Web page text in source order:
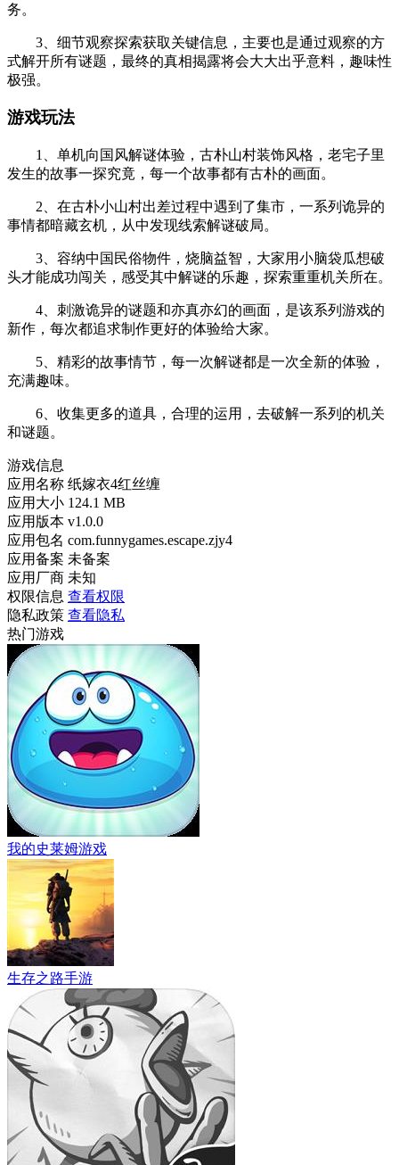
务。
3、细节观察探索获取关键信息，主要也是通过观察的方
式解开所有谜题，最终的真相揭露将会大大出乎意料，趣味性
极强。
游戏玩法
1、单机向国风解谜体验，古朴山村装饰风格，老宅子里
发生的故事一探究竟，每一个故事都有古朴的画面。
2、在古朴小山村出差过程中遇到了集市，一系列诡异的
事情都暗藏玄机，从中发现线索解谜破局。
3、容纳中国民俗物件，烧脑益智，大家用小脑袋瓜想破
头才能成功闯关，感受其中解谜的乐趣，探索重重机关所在。
4、刺激诡异的谜题和亦真亦幻的画面，是该系列游戏的
新作，每次都追求制作更好的体验给大家。
5、精彩的故事情节，每一次解谜都是一次全新的体验，
充满趣味。
6、收集更多的道具，合理的运用，去破解一系列的机关
和谜题。
游戏信息
应用名称 纸嫁衣4红丝缠
应用大小 124.1 MB
应用版本 v1.0.0
应用包名 com.funnygames.escape.zjy4
应用备案 未备案
应用厂商 未知
权限信息 查看权限
隐私政策 查看隐私
热门游戏
我的史莱姆游戏
生存之路手游